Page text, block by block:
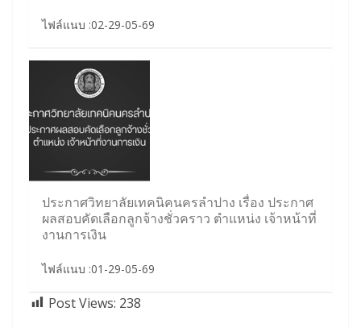
ไฟล์แนบ :02-29-05-69
ประกาศวิทยาลัยเทคนิคนครลำปาง เรื่อง ประกาศ
ผลสอบคัดเลือกลูกจ้างชั่วคราว ตำแหน่ง เจ้าหน้าที่
งานการเงิน
ไฟล์แนบ :01-29-05-69
Post Views: 238